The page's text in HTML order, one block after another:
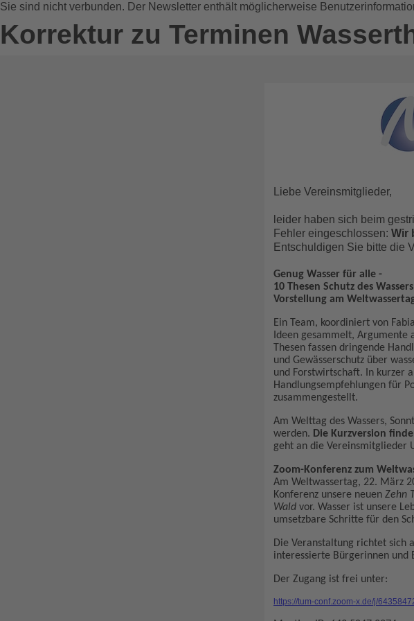
Sie sind nicht verbunden. Der Newsletter enthält möglicherweise
Korrektur zu Terminen